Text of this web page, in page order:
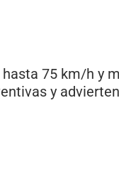
75 km/h y
y